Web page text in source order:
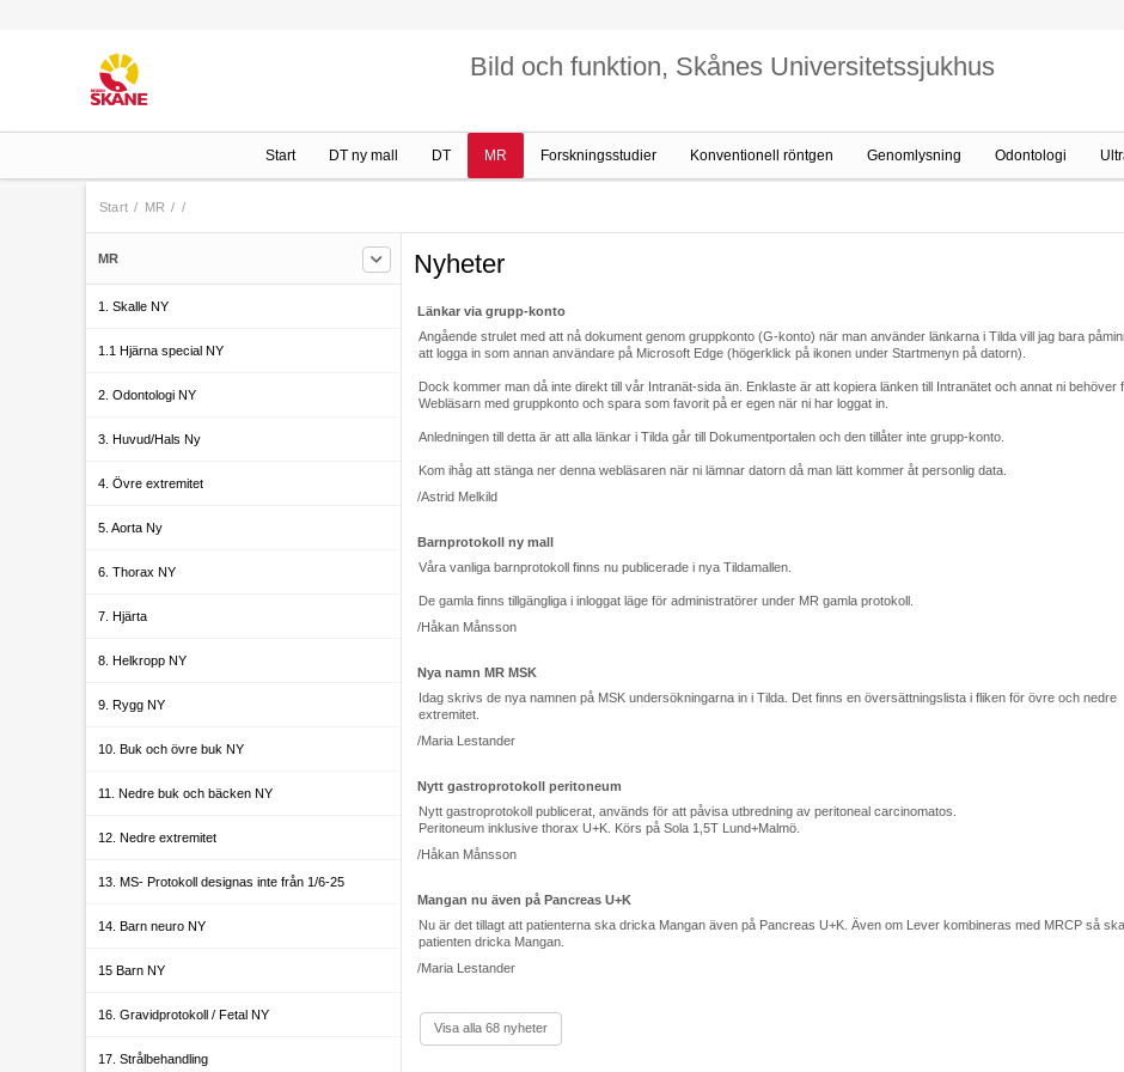
Bild och funktion, Skånes Universitetssjukhus
Start DT ny mall DT MR Forskningsstudier Konventionell röntgen Genomlysning Odontologi
Start / MR / /
MR
1. Skalle NY
1.1 Hjärna special NY
2. Odontologi NY
3. Huvud/Hals Ny
4. Övre extremitet
5. Aorta Ny
6. Thorax NY
7. Hjärta
8. Helkropp NY
9. Rygg NY
10. Buk och övre buk NY
11. Nedre buk och bäcken NY
12. Nedre extremitet
13. MS- Protokoll designas inte från 1/6-25
14. Barn neuro NY
15 Barn NY
16. Gravidprotokoll / Fetal NY
17. Strålbehandling
Nyheter
Länkar via grupp-konto
Angående strulet med att nå dokument genom gruppkonto (G-konto) när man använder länkarna i Tilda vill jag bara
att logga in som annan användare på Microsoft Edge (högerklick på ikonen under Startmenyn på datorn).
Dock kommer man då inte direkt till vår Intranät-sida än. Enklaste är att kopiera länken till Intranätet och annat ni behöver
Webläsarn med gruppkonto och spara som favorit på er egen när ni har loggat in.
Anledningen till detta är att alla länkar i Tilda går till Dokumentportalen och den tillåter inte grupp-konto.
Kom ihåg att stänga ner denna webläsaren när ni lämnar datorn då man lätt kommer åt personlig data.
/Astrid Melkild
Barnprotokoll ny mall
Våra vanliga barnprotokoll finns nu publicerade i nya Tildamallen.
De gamla finns tillgängliga i inloggat läge för administratörer under MR gamla protokoll.
/Håkan Månsson
Nya namn MR MSK
Idag skrivs de nya namnen på MSK undersökningarna in i Tilda. Det finns en översättningslista i fliken för övre och nedre
extremitet.
/Maria Lestander
Nytt gastroprotokoll peritoneum
Nytt gastroprotokoll publicerat, används för att påvisa utbredning av peritoneal carcinomatos.
Peritoneum inklusive thorax U+K. Körs på Sola 1,5T Lund+Malmö.
/Håkan Månsson
Mangan nu även på Pancreas U+K
Nu är det tillagt att patienterna ska dricka Mangan även på Pancreas U+K. Även om Lever kombineras med MRCP så ska
patienten dricka Mangan.
/Maria Lestander
Visa alla 68 nyheter